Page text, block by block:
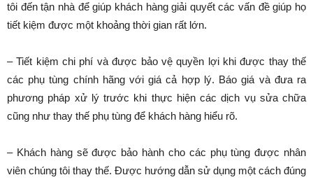
tôi đến tận nhà để giúp khách hàng giải quyết các vấn đề giúp họ
tiết kiệm được một khoảng thời gian rất lớn.
– Tiết kiệm chi phí và được bảo vệ quyền lợi khi được thay thế
các phụ tùng chính hãng với giá cả hợp lý. Báo giá và đưa ra
phương pháp xử lý trước khi thực hiện các dịch vụ sửa chữa
cũng như thay thế phụ tùng để khách hàng hiểu rõ.
– Khách hàng sẽ được bảo hành cho các phụ tùng được nhân
viên chúng tôi thay thế. Được hướng dẫn sử dụng một cách đúng